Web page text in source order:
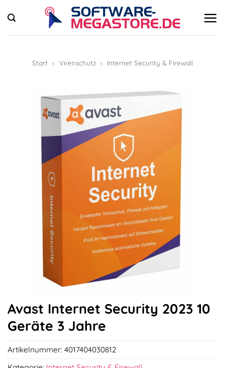
Inhalt
springen
Start » Virenschutz » Internet Security & Firewall
Avast Internet Security 2023 10
Geräte 3 Jahre
Artikelnummer: 4017404030812